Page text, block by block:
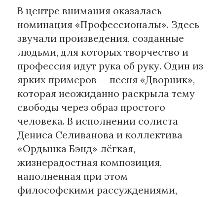
В центре внимания оказалась
номинация «Профессионалы». Здесь
звучали произведения, созданные
людьми, для которых творчество и
профессия идут рука об руку. Один из
ярких примеров — песня «Дворник»,
которая неожиданно раскрыла тему
свободы через образ простого
человека. В исполнении солиста
Дениса Селиванова и коллектива
«Ордынка Бэнд» лёгкая,
жизнерадостная композиция,
наполненная при этом
философскими рассуждениями,